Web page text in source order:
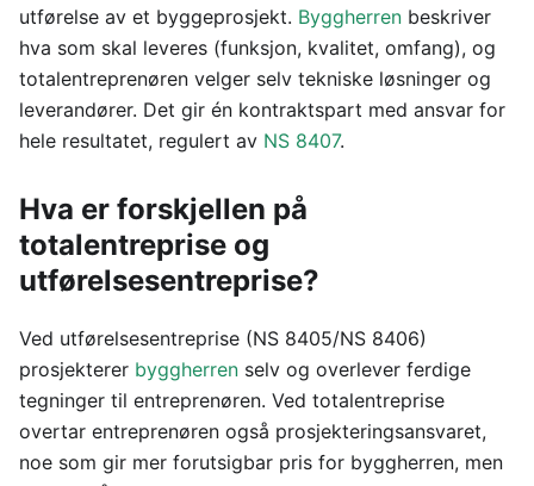
utførelse av et byggeprosjekt. Byggherren beskriver
hva som skal leveres (funksjon, kvalitet, omfang), og
totalentreprenøren velger selv tekniske løsninger og
leverandører. Det gir én kontraktspart med ansvar for
hele resultatet, regulert av NS 8407.
Hva er forskjellen på
totalentreprise og
utførelsesentreprise?
Ved utførelsesentreprise (NS 8405/NS 8406)
prosjekterer byggherren selv og overlever ferdige
tegninger til entreprenøren. Ved totalentreprise
overtar entreprenøren også prosjekteringsansvaret,
noe som gir mer forutsigbar pris for byggherren, men